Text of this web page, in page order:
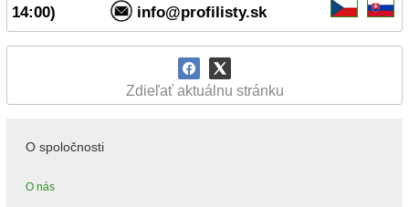
14:00)
info@profilisty.sk
Zdieľať aktuálnu stránku
O spoločnosti
O nás